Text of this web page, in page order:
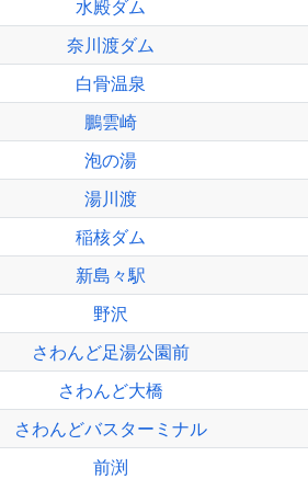
水殿ダム
奈川渡ダム
白骨温泉
鵬雲崎
泡の湯
湯川渡
稲核ダム
新島々駅
野沢
さわんど足湯公園前
さわんど大橋
さわんどバスターミナル
前渕